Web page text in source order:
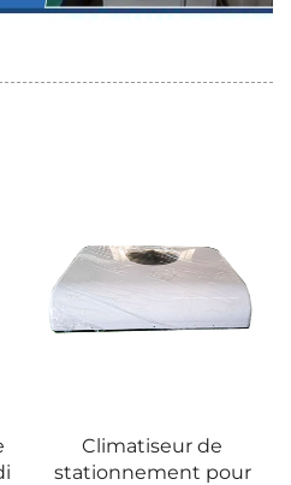
JP YJH-Q9 12v 24v 9kw
webasto thermo diesel